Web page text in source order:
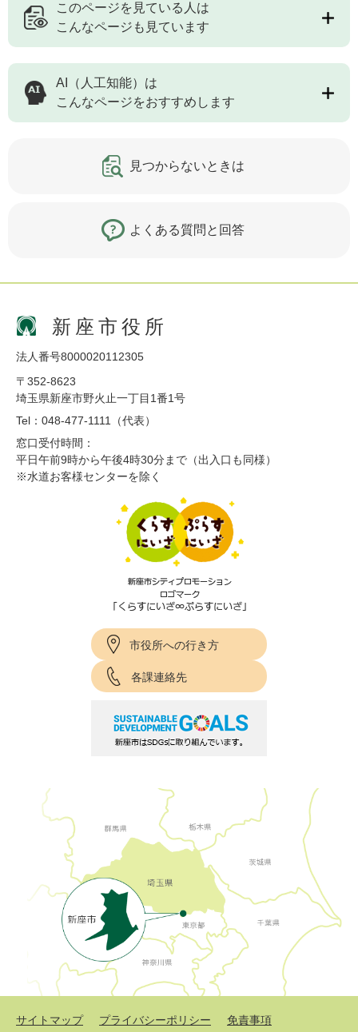
このページを見ている人は
こんなページも見ています
AI（人工知能）は
こんなページをおすすめします
見つからないときは
よくある質問と回答
新座市役所
法人番号8000020112305
〒352-8623
埼玉県新座市野火止一丁目1番1号
Tel：048-477-1111（代表）
窓口受付時間：
平日午前9時から午後4時30分まで（出入口も同様）
※水道お客様センターを除く
市役所への行き方
各課連絡先
サイトマップ プライバシーポリシー 免責事項